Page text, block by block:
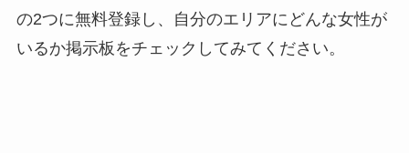
の2つに無料登録し、自分のエリアにどんな女性が
いるか掲示板をチェックしてみてください。